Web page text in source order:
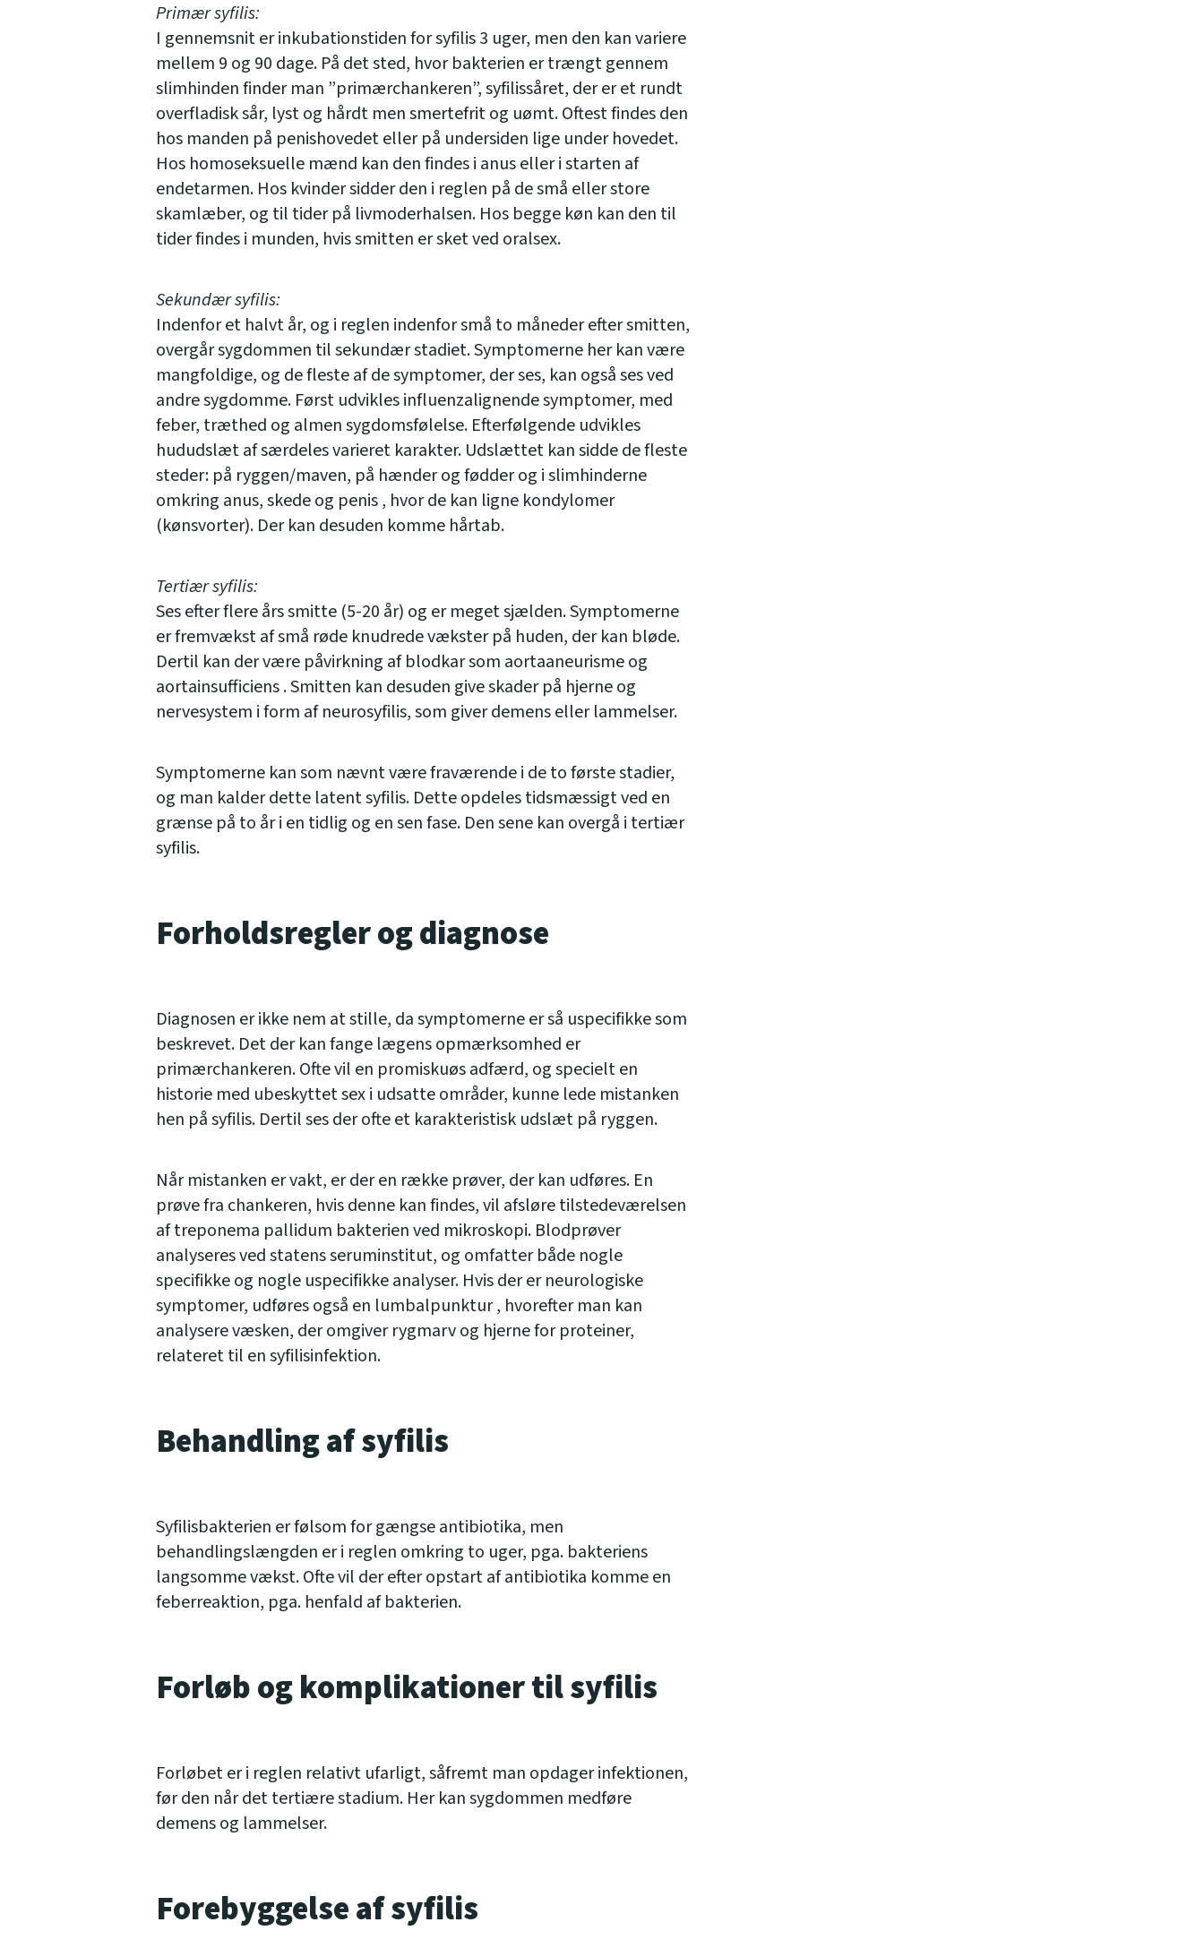
Primær syfilis:
I gennemsnit er inkubationstiden for syfilis 3 uger, men den kan variere
mellem 9 og 90 dage. På det sted, hvor bakterien er trængt gennem
slimhinden finder man ”primærchankeren”, syfilissåret, der er et rundt
overfladisk sår, lyst og hårdt men smertefrit og uømt. Oftest findes den
hos manden på penishovedet eller på undersiden lige under hovedet.
Hos homoseksuelle mænd kan den findes i anus eller i starten af
endetarmen. Hos kvinder sidder den i reglen på de små eller store
skamlæber, og til tider på livmoderhalsen. Hos begge køn kan den til
tider findes i munden, hvis smitten er sket ved oralsex.
Sekundær syfilis:
Indenfor et halvt år, og i reglen indenfor små to måneder efter smitten,
overgår sygdommen til sekundær stadiet. Symptomerne her kan være
mangfoldige, og de fleste af de symptomer, der ses, kan også ses ved
andre sygdomme. Først udvikles influenzalignende symptomer, med
feber, træthed og almen sygdomsfølelse. Efterfølgende udvikles
hududslæt af særdeles varieret karakter. Udslættet kan sidde de fleste
steder: på ryggen/maven, på hænder og fødder og i slimhinderne
omkring anus, skede og penis , hvor de kan ligne kondylomer
(kønsvorter). Der kan desuden komme hårtab.
Tertiær syfilis:
Ses efter flere års smitte (5-20 år) og er meget sjælden. Symptomerne
er fremvækst af små røde knudrede vækster på huden, der kan bløde.
Dertil kan der være påvirkning af blodkar som aortaaneurisme og
aortainsufficiens . Smitten kan desuden give skader på hjerne og
nervesystem i form af neurosyfilis, som giver demens eller lammelser.
Symptomerne kan som nævnt være fraværende i de to første stadier,
og man kalder dette latent syfilis. Dette opdeles tidsmæssigt ved en
grænse på to år i en tidlig og en sen fase. Den sene kan overgå i tertiær
syfilis.
Forholdsregler og diagnose
Diagnosen er ikke nem at stille, da symptomerne er så uspecifikke som
beskrevet. Det der kan fange lægens opmærksomhed er
primærchankeren. Ofte vil en promiskuøs adfærd, og specielt en
historie med ubeskyttet sex i udsatte områder, kunne lede mistanken
hen på syfilis. Dertil ses der ofte et karakteristisk udslæt på ryggen.
Når mistanken er vakt, er der en række prøver, der kan udføres. En
prøve fra chankeren, hvis denne kan findes, vil afsløre tilstedeværelsen
af treponema pallidum bakterien ved mikroskopi. Blodprøver
analyseres ved statens seruminstitut, og omfatter både nogle
specifikke og nogle uspecifikke analyser. Hvis der er neurologiske
symptomer, udføres også en lumbalpunktur , hvorefter man kan
analysere væsken, der omgiver rygmarv og hjerne for proteiner,
relateret til en syfilisinfektion.
Behandling af syfilis
Syfilisbakterien er følsom for gængse antibiotika, men
behandlingslængden er i reglen omkring to uger, pga. bakteriens
langsomme vækst. Ofte vil der efter opstart af antibiotika komme en
feberreaktion, pga. henfald af bakterien.
Forløb og komplikationer til syfilis
Forløbet er i reglen relativt ufarligt, såfremt man opdager infektionen,
før den når det tertiære stadium. Her kan sygdommen medføre
demens og lammelser.
Forebyggelse af syfilis